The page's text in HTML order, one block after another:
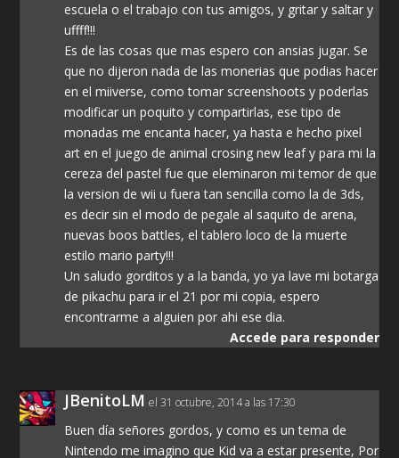
escuela o el trabajo con tus amigos, y gritar y saltar y
uffff!!!
Es de las cosas que mas espero con ansias jugar. Se
que no dijeron nada de las monerias que podias hacer
en el miiverse, como tomar screenshoots y poderlas
modificar un poquito y compartirlas, ese tipo de
monadas me encanta hacer, ya hasta e hecho pixel
art en el juego de animal crosing new leaf y para mi la
cereza del pastel fue que eleminaron mi temor de que
la version de wii u fuera tan sencilla como la de 3ds,
es decir sin el modo de pegale al saquito de arena,
nuevas boos battles, el tablero loco de la muerte
estilo mario party!!!
Un saludo gorditos y a la banda, yo ya lave mi botarga
de pikachu para ir el 21 por mi copia, espero
encontrarme a alguien por ahi ese dia.
Accede para responder
JBenitoLM el 31 octubre, 2014 a las 17:30
Buen día señores gordos, y como es un tema de
Nintendo me imagino que Kid va a estar presente, Por